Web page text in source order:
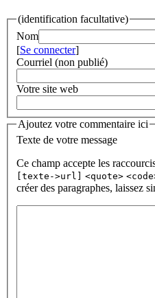
(identification facultative)
Nom
[Se connecter]
Courriel (non publié)
Votre site web
Ajoutez votre commentaire ici
Texte de votre message
Ce champ accepte les
[texte->url]
<quote>
créer des paragraphes, laissez